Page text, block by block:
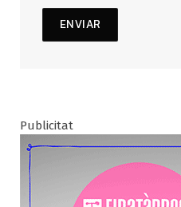
Publicitat